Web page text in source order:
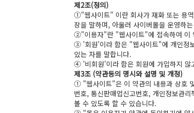
제2조(정의)
①"웹사이트" 이란 회사가 재화 또는 용역
장을 말하며, 아울러 사이버몰을 운영하
②"이용자"란 "웹사이트"에 접속하여 이
③ '회원'이라 함은 "웹사이트"에 개인정
있는 자를 말합니다.
④ '비회원'이라 함은 회원에 가입하지 않
제3조 (약관등의 명시와 설명 및 개정)
① "웹사이트"은 이 약관의 내용과 상호
번호, 통신판매업신고번호, 개인정보관
볼 수 있도록 할 수 있습니다.